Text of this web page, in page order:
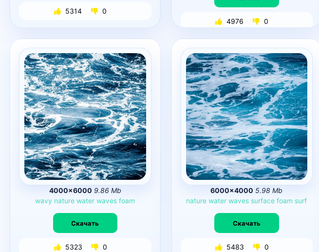
5314 0
4976 0
4000×6000 9.86 Mb
wavy nature water waves foam
Скачать
5323 0
6000×4000 5.98 Mb
nature water waves surface foam surf
Скачать
5483 0